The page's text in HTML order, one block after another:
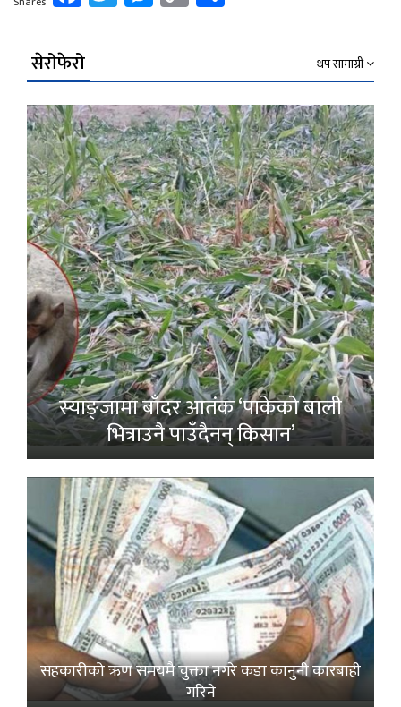
Link
सेरोफेरो थप सामाग्री
स्याङ्जामा बाँदर आतंक ‘पाकेको बाली
भित्राउनै पाउँदैनन् किसान’
सहकारीको ऋण समयमै चुक्ता नगरे कडा कानुनी कारबाही
गरिने